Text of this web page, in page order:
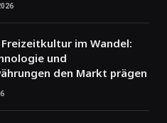
im Wandel:
und
den Markt prägen